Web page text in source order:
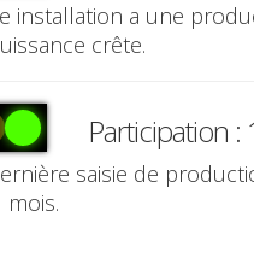
installation a une
crête.
Participation
saisie de
mois.